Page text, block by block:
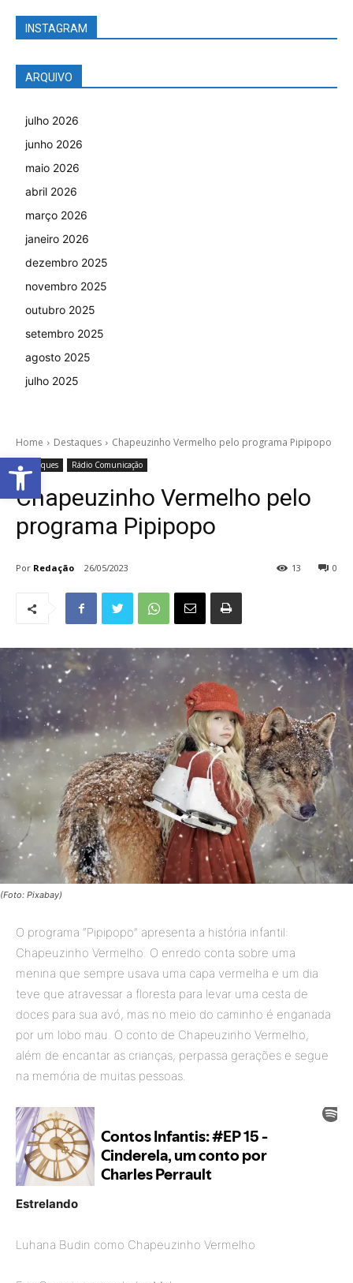
INSTAGRAM
ARQUIVO
julho 2026
junho 2026
maio 2026
abril 2026
março 2026
janeiro 2026
dezembro 2025
novembro 2025
outubro 2025
setembro 2025
agosto 2025
julho 2025